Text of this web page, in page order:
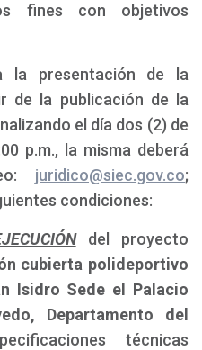
fines con objetivos
la presentación de la
de la publicación de la
el día dos (2) de
p.m., la misma deberá
juridico@siec.gov.co;
condiciones:
del proyecto
cubierta polideportivo
Isidro Sede el Palacio
Departamento del
técnicas